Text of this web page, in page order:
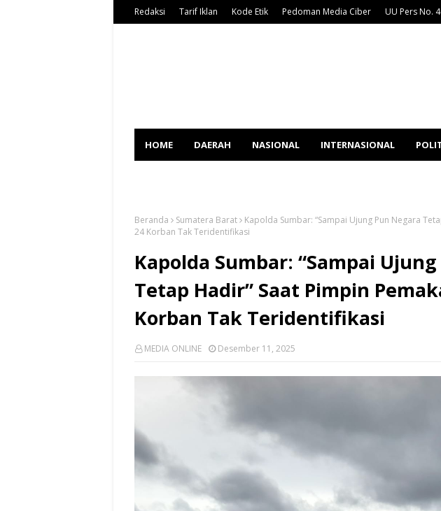
Redaksi Tarif Iklan Kode Etik Pedoman Media Ciber UU Pers No.
HOME DAERAH NASIONAL INTERNASIONAL
Beranda Sumatera Barat
Kapolda Sumbar: “Sampai Ujung Pun Negara
24 Korban Tak Teridentifikasi
Kapolda Sumbar: “Sampai
Tetap Hadir” Saat Pimpin
Korban Tak Teridentifikasi
MEDIA ONLINE Desember 11, 2025